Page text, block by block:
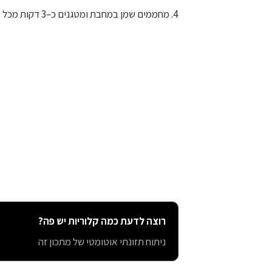
4. מחממים שמן במחבת ומטגנים כ–3 דקות מכל צד
רוצה לדעת כמה קלוריות יש פה?
ניתוח תזונתי אוטומטי של מתכון זה